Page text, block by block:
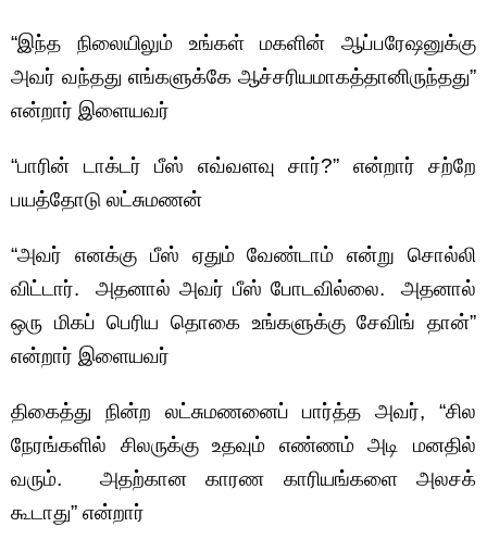
“இந்த நிலையிலும் உங்கள் மகளின் ஆப்பரேஷனுக்கு
அவர் வந்தது எங்களுக்கே ஆச்சரியமாகத்தானிருந்தது”
என்றார் இளையவர்
“பாரின் டாக்டர் பீஸ் எவ்வளவு சார்?” என்றார் சற்றே
பயத்தோடு லட்சுமணன்
“அவர் எனக்கு பீஸ் ஏதும் வேண்டாம் என்று சொல்லி
விட்டார். அதனால் அவர் பீஸ் போடவில்லை. அதனால்
ஒரு மிகப் பெரிய தொகை உங்களுக்கு சேவிங் தான்”
என்றார் இளையவர்
திகைத்து நின்ற லட்சுமணனைப் பார்த்த அவர், “சில
நேரங்களில் சிலருக்கு உதவும் எண்ணம் அடி மனதில்
வரும். அதற்கான காரண காரியங்களை அலசக்
கூடாது” என்றார்